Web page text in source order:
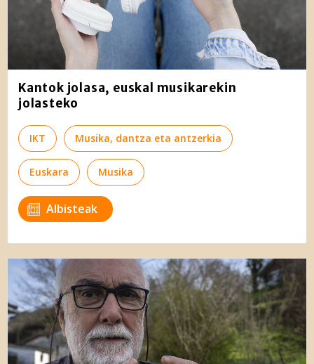
Kantok jolasa, euskal musikarekin
jolasteko
IKT Musika, dantza eta antzerkia
Euskara Musika
Albisteak